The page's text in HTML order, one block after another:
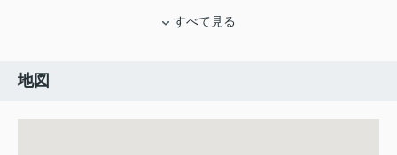
すべて見る
地図